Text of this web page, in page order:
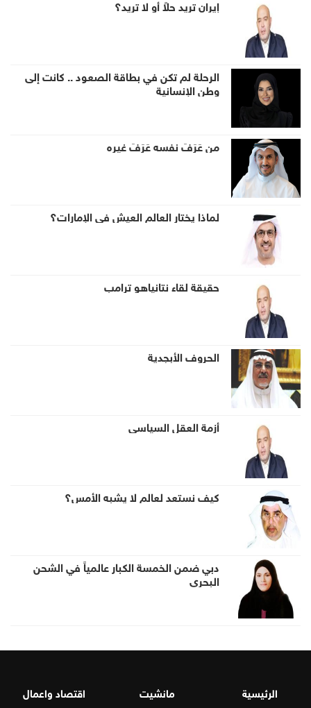
إيران تريد حلاً أو لا تريد؟
الرحلة لم تكن في بطاقة الصعود .. كانت إلى
وطن الإنسانية
من عَرَفَ نفسه عَرَفَ غيره
لماذا يختار العالم العيش في الإمارات؟
حقيقة لقاء نتانياهو ترامب
الحروف الأبجدية
أزمة العقل السياسي
كيف نستعد لعالم لا يشبه الأمس؟
دبي ضمن الخمسة الكبار عالمياً في الشحن
البحري
الرئيسية مانشيت
اقتصاد واعمال